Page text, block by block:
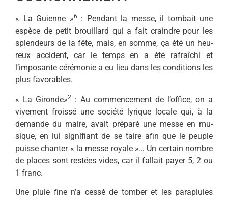
« La Guienne »6
: Pendant la messe, il tombait une
espèce de petit brouillard qui a fait craindre pour les
splendeurs de la fête, mais, en somme, ça été un heu­
reux accident, car le temps en a été rafraîchi et
l’imposante céré­monie a eu lieu dans les condi­tions les
plus favorables.
« La Gironde»2 : Au com­mencement de l’office, on a
vive­ment froissé une société lyrique locale qui, à la
demande du maire, avait préparé une messe en mu­
sique, en lui signifiant de se taire afin que le peuple
puisse chanter « la messe royale »… Un certain nombre
de places sont restées vides, car il fallait payer 5, 2 ou
1 franc.
Une pluie fine n’a cessé de tom­ber et les parapluies